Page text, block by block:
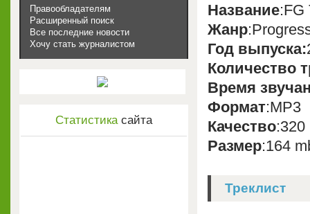
Название:FG
Жанр
Год выпуска:
Количество
Время
Формат:MP3
Качество:320
Размер:164
Треклист
Правообладателям
Расширенный поиск
Все последние новости
Хочу стать журналистом
Статистикасайта